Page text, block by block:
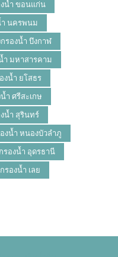
งน้ำ ขอนแก่น
ำ นครพนม
กรองน้ำ บึงกาฬ
ำ มหาสารคาม
งน้ำ ยโสธร
ำ ศรีสะเกษ
งน้ำ สุรินทร์
องน้ำ หนองบัวลำภู
รองน้ำ อุดรธานี
รองน้ำ เลย